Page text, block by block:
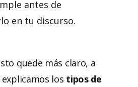
antes de
en tu discurso.
quede más claro, a
los tipos de